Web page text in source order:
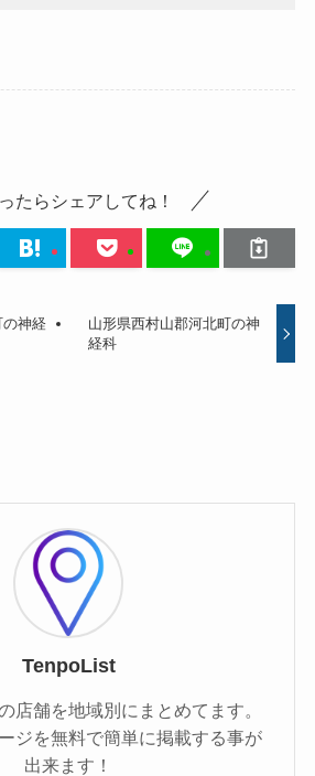
たらシェアしてね！
の神経
山形県西村山郡河北町の神
経科
TenpoList
店舗を地域別にまとめてます。
ジを無料で簡単に掲載する事が
出来ます！